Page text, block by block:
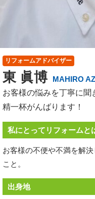
リフォームアドバイザー
東 眞博
MAHIRO
お客様の悩みを丁寧に聞
精一杯がんばります！
私にとってリフォームと
お客様の不便や不満を解
こと。
出身地